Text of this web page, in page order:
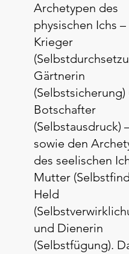
Archetypen des
physischen Ichs –
Krieger
Gärtnerin
(Selbstsicherung)
Botschafter
(Selbstausdruck)
sowie den
des seelischen
Mutter
Held
und Dienerin
(Selbstfügung).